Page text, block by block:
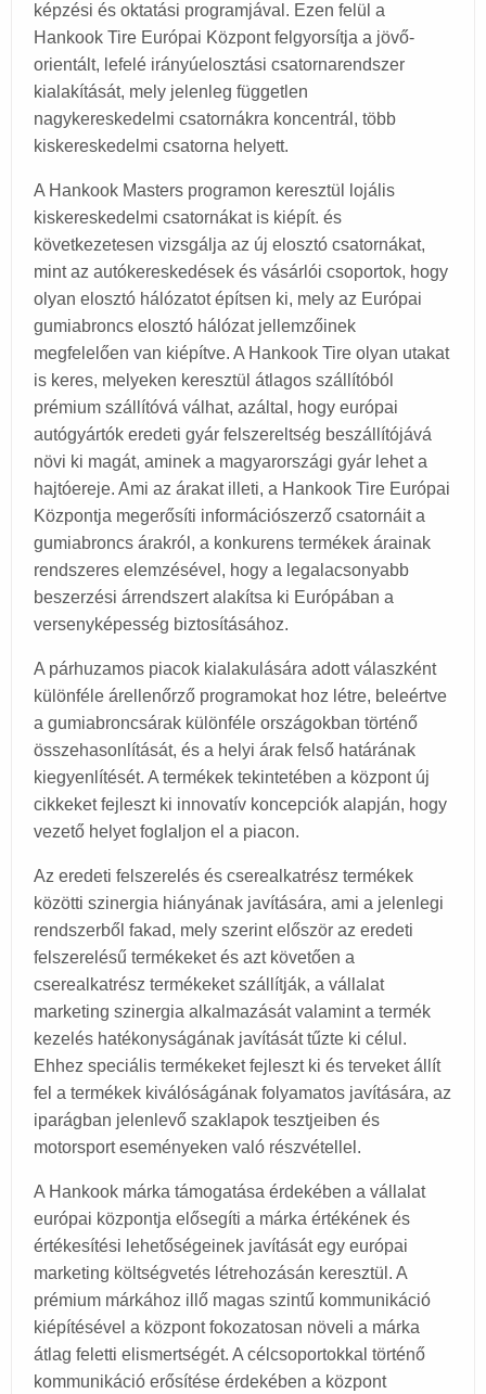
képzési és oktatási programjával. Ezen felül a
Hankook Tire Európai Központ felgyorsítja a jövő-
orientált, lefelé irányúelosztási csatornarendszer
kialakítását, mely jelenleg független
nagykereskedelmi csatornákra koncentrál, több
kiskereskedelmi csatorna helyett.
A Hankook Masters programon keresztül lojális
kiskereskedelmi csatornákat is kiépít. és
következetesen vizsgálja az új elosztó csatornákat,
mint az autókereskedések és vásárlói csoportok, hogy
olyan elosztó hálózatot építsen ki, mely az Európai
gumiabroncs elosztó hálózat jellemzőinek
megfelelően van kiépítve. A Hankook Tire olyan utakat
is keres, melyeken keresztül átlagos szállítóból
prémium szállítóvá válhat, azáltal, hogy európai
autógyártók eredeti gyár felszereltség beszállítójává
növi ki magát, aminek a magyarországi gyár lehet a
hajtóereje. Ami az árakat illeti, a Hankook Tire Európai
Központja megerősíti információszerző csatornáit a
gumiabroncs árakról, a konkurens termékek árainak
rendszeres elemzésével, hogy a legalacsonyabb
beszerzési árrendszert alakítsa ki Európában a
versenyképesség biztosításához.
A párhuzamos piacok kialakulására adott válaszként
különféle árellenőrző programokat hoz létre, beleértve
a gumiabroncsárak különféle országokban történő
összehasonlítását, és a helyi árak felső határának
kiegyenlítését. A termékek tekintetében a központ új
cikkeket fejleszt ki innovatív koncepciók alapján, hogy
vezető helyet foglaljon el a piacon.
Az eredeti felszerelés és cserealkatrész termékek
közötti szinergia hiányának javítására, ami a jelenlegi
rendszerből fakad, mely szerint először az eredeti
felszerelésű termékeket és azt követően a
cserealkatrész termékeket szállítják, a vállalat
marketing szinergia alkalmazását valamint a termék
kezelés hatékonyságának javítását tűzte ki célul.
Ehhez speciális termékeket fejleszt ki és terveket állít
fel a termékek kiválóságának folyamatos javítására, az
iparágban jelenlevő szaklapok tesztjeiben és
motorsport eseményeken való részvétellel.
A Hankook márka támogatása érdekében a vállalat
európai központja elősegíti a márka értékének és
értékesítési lehetőségeinek javítását egy európai
marketing költségvetés létrehozásán keresztül. A
prémium márkához illő magas szintű kommunikáció
kiépítésével a központ fokozatosan növeli a márka
átlag feletti elismertségét. A célcsoportokkal történő
kommunikáció erősítése érdekében a központ